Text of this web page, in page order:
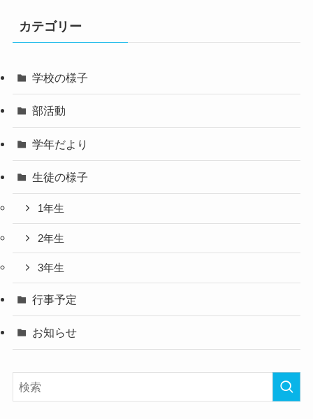
カテゴリー
学校の様子
部活動
学年だより
生徒の様子
1年生
2年生
3年生
行事予定
お知らせ